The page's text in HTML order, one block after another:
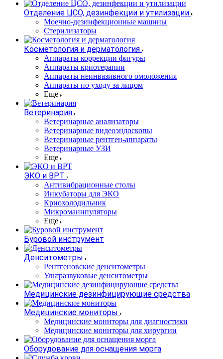
Отделение ЦСО, дезинфекции и утилизации
Моечно-дезинфекционные машины
Стерилизаторы
Косметология и дерматология
Аппараты коррекции фигуры
Аппараты криотерапии
Аппараты неинвазивного омоложения
Аппараты по уходу за лицом
Еще
Ветеринария
Ветеринарные анализаторы
Ветеринарные видеоэндоскопы
Ветеринарные рентген-аппараты
Ветеринарные УЗИ
Еще
ЭКО и ВРТ
Антивибрационные столы
Инкубаторы для ЭКО
Криохолодильник
Микроманипуляторы
Еще
Буровой инструмент
Денситометры
Рентгеновские денситометры
Ультразвуковые денситометры
Медицинские дезинфицирующие средства
Медицинские мониторы
Медицинские мониторы для диагностики
Медицинские мониторы для хирургии
Оборудование для оснащения морга